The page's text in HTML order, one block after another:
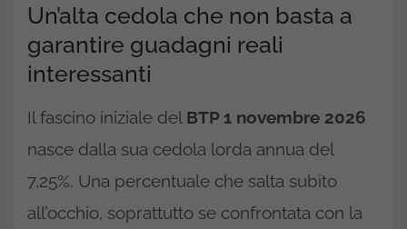
Un’alta cedola che non basta a
garantire guadagni reali
interessanti
Il fascino iniziale del BTP 1 novembre 2026
nasce dalla sua cedola lorda annua del
7,25%. Una percentuale che salta subito
all’occhio, soprattutto se confrontata con la